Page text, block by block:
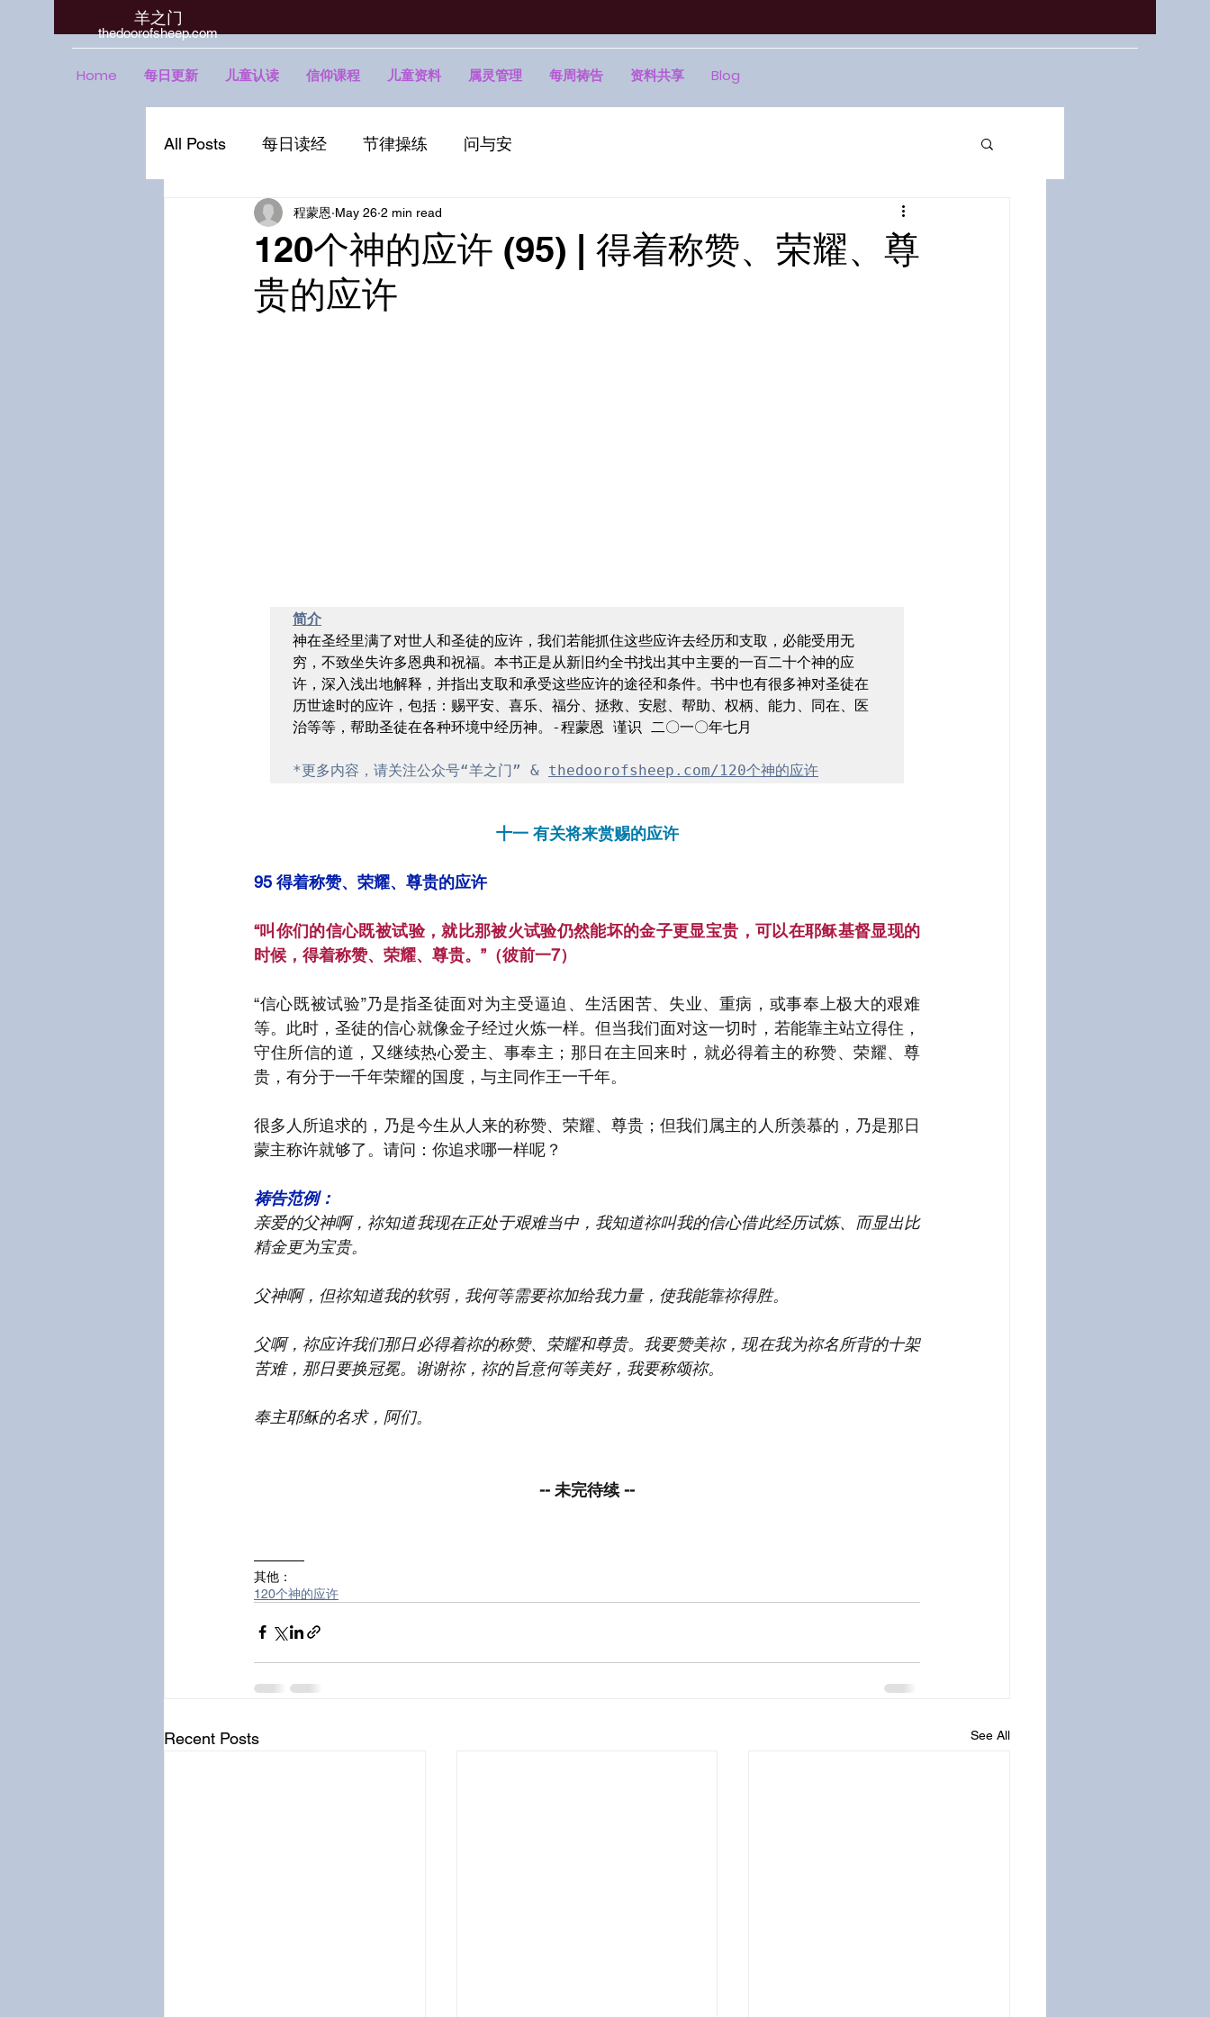
羊之门
​thedoorofsheep.com
Home 每日更新 儿童认读 信仰课程 儿童资料 属灵管理 每周祷告 资料共享 Blog
All Posts 每日读经 节律操练 问与安
120个神的应许 (95) | 得着称赞、荣耀、尊
贵的应许
程蒙恩 May 26 2 min read
简介
神在圣经里满了对世人和圣徒的应许，我们若能抓住这些应许去经历和支取，必能受用无
穷，不致坐失许多恩典和祝福。本书正是从新旧约全书找出其中主要的一百二十个神的应
许，深入浅出地解释，并指出支取和承受这些应许的途径和条件。书中也有很多神对圣徒在
历世途时的应许，包括：赐平安、喜乐、福分、拯救、安慰、帮助、权柄、能力、同在、医
治等等，帮助圣徒在各种环境中经历神。-程蒙恩 谨识 二〇一〇年七月
*更多内容，请关注公众号“羊之门” & thedoorofsheep.com/120个神的应许
十一 有关将来赏赐的应许
95 得着称赞、荣耀、尊贵的应许
“叫你们的信心既被试验，就比那被火试验仍然能坏的金子更显宝贵，可以在耶稣基督显现的
时候，得着称赞、荣耀、尊贵。”（彼前一7）
“信心既被试验”乃是指圣徒面对为主受逼迫、生活困苦、失业、重病，或事奉上极大的艰难
等。此时，圣徒的信心就像金子经过火炼一样。但当我们面对这一切时，若能靠主站立得住，
守住所信的道，又继续热心爱主、事奉主；那日在主回来时，就必得着主的称赞、荣耀、尊
贵，有分于一千年荣耀的国度，与主同作王一千年。
很多人所追求的，乃是今生从人来的称赞、荣耀、尊贵；但我们属主的人所羡慕的，乃是那日
蒙主称许就够了。请问：你追求哪一样呢？
祷告范例：
亲爱的父神啊，祢知道我现在正处于艰难当中，我知道祢叫我的信心借此经历试炼、而显出比
精金更为宝贵。
父神啊，但祢知道我的软弱，我何等需要祢加给我力量，使我能靠祢得胜。
父啊，祢应许我们那日必得着祢的称赞、荣耀和尊贵。我要赞美祢，现在我为祢名所背的十架
苦难，那日要换冠冕。谢谢祢，祢的旨意何等美好，我要称颂祢。
奉主耶稣的名求，阿们。
-- 未完待续 --
————
其他：
120个神的应许
Recent Posts See All